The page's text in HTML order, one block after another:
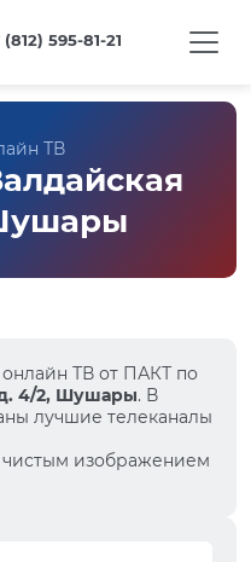
(812) 595-81-21
ТВ
ТВ от ПАКТ по
д. 4/2, Шушары. В
лучшие телеканалы
чистым изображением